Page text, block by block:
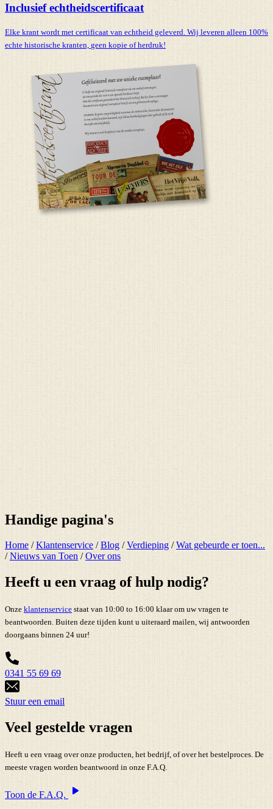
Inclusief echtheidscertificaat
Elke krant wordt met certificaat van echtheid geleverd. Wij leveren alleen 100%
echte historische kranten, geen kopie of herdruk!
Handige pagina's
Home /Klantenservice /Blog /Verdieping /Wat gebeurde er toen...
/Nieuws van Toen /Over ons
Heeft u een vraag of hulp nodig?
Onze klantenservice staat van 10:00 to 16:00 klaar om uw vragen te
beantwoorden. Buiten deze tijden kunt u uiteraard mailen, wij antwoorden
doorgaans binnen 24 uur!
0341 55 69 69
Stuur een email
Veel gestelde vragen
Heeft u een vraag over onze producten, het bedrijf, of over het bestelproces. De
meeste vragen worden beantwoord in onze F.A.Q.
Toon de F.A.Q.